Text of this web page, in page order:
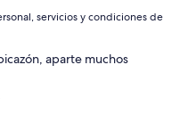
servicios y condiciones de
aparte muchos